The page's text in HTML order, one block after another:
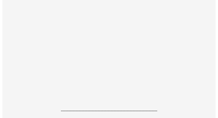
------------------------------------------------------------------